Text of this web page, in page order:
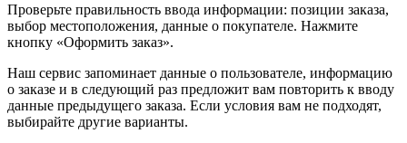
Проверьте правильность ввода информации: позиции заказа,
выбор местоположения, данные о покупателе. Нажмите
кнопку «Оформить заказ».
Наш сервис запоминает данные о пользователе, информацию
о заказе и в следующий раз предложит вам повторить к вводу
данные предыдущего заказа. Если условия вам не подходят,
выбирайте другие варианты.